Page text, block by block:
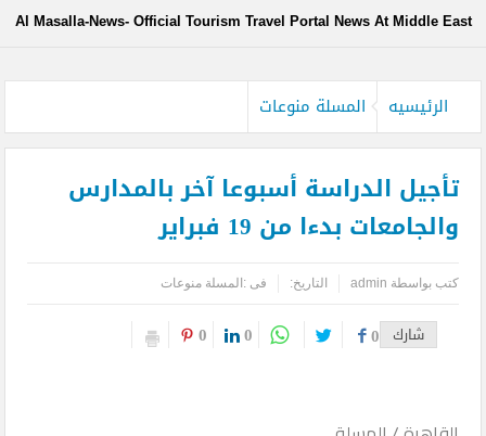
Al Masalla-News- Official Tourism Travel Portal News At Middle East
الرئيسيه المسلة منوعات
تأجيل الدراسة أسبوعا آخر بالمدارس
والجامعات بدءا من 19 فبراير
كتب بواسطة admin التاريخ: فى :المسلة منوعات
شارك 0
0
0